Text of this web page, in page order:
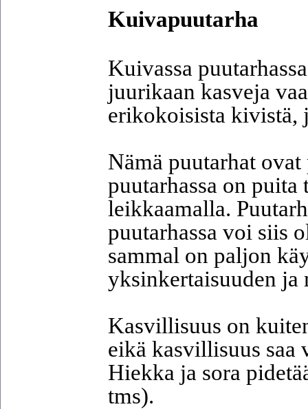
Kuivapuutarha
Kuivassa
juurikaan kasveja
erikokoisista kivistä,
Nämä puutarhat
puutarhassa on puita
leikkaamalla.
puutarhassa voi siis
sammal on paljon
yksinkertaisuuden ja
Kasvillisuus on
eikä kasvillisuus
Hiekka ja sora
tms).